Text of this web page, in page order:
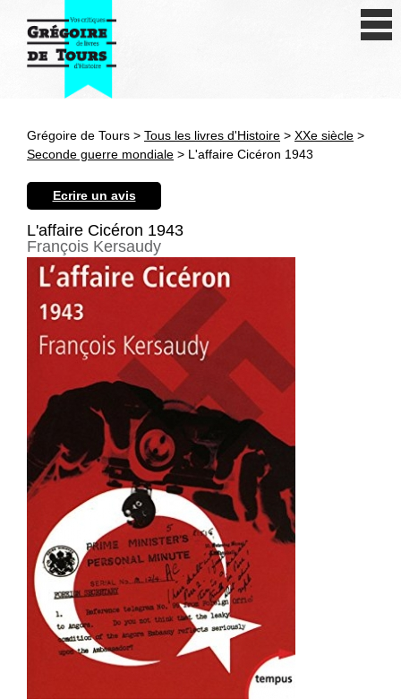
Antiquité
Epoque moderne
Révolution et XIXe siècle
XXe siècle
Autres civilisations
Thématiques
Grégoire de Tours > Tous les livres d'Histoire > XXe siècle >
Seconde guerre mondiale > L'affaire Cicéron 1943
Ecrire un avis
L'affaire Cicéron 1943
François Kersaudy